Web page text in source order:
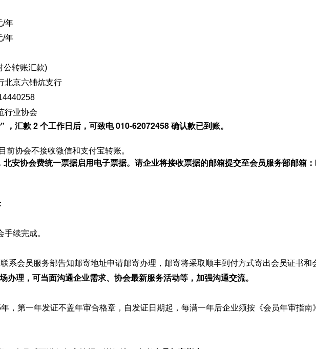
/年
/年
公转账汇款)
北京六铺炕支行
行业协会
，汇款 2 个工作日后，可致电 010-62072458 确认款已到账。
前协会不接收微信和支付宝转账。
北安协会费统一票据启用电子票据。请企业将接收票据的邮箱提交至会员服务部邮箱：
续完成。
系会员服务部告知邮寄地址申请邮寄办理，邮寄将采取顺丰到付方式寄出会员证书和
办理，可当面沟通企业需求、协会最新服务活动等，加强沟通交流。
，第一年发证不盖年审合格章，自发证日期起，每满一年后企业须按《会员年审指